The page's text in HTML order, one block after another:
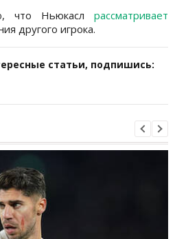
что Ньюкасл рассматривает
другого игрока.
статьи, подпишись: